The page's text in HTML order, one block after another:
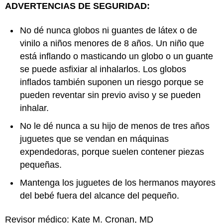
ADVERTENCIAS DE SEGURIDAD:
No dé nunca globos ni guantes de látex o de
vinilo a niños menores de 8 años. Un niño que
está inflando o masticando un globo o un guante
se puede asfixiar al inhalarlos. Los globos
inflados también suponen un riesgo porque se
pueden reventar sin previo aviso y se pueden
inhalar.
No le dé nunca a su hijo de menos de tres años
juguetes que se vendan en máquinas
expendedoras, porque suelen contener piezas
pequeñas.
Mantenga los juguetes de los hermanos mayores
del bebé fuera del alcance del pequeño.
Revisor médico: Kate M. Cronan, MD